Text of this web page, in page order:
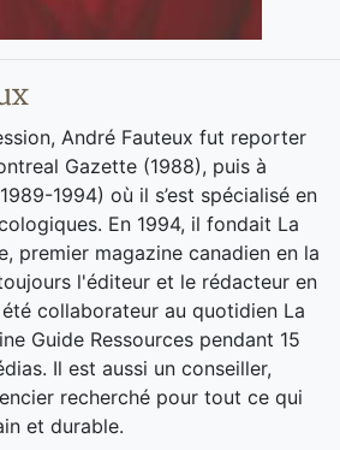
André Fauteux fut reporter
Gazette (1988), puis à
1994) où il s’est spécialisé en
En 1994, il fondait La
premier magazine canadien en la
l'éditeur et le rédacteur en
collaborateur au quotidien La
Guide Ressources pendant 15
Il est aussi un conseiller,
recherché pour tout ce qui
et durable.